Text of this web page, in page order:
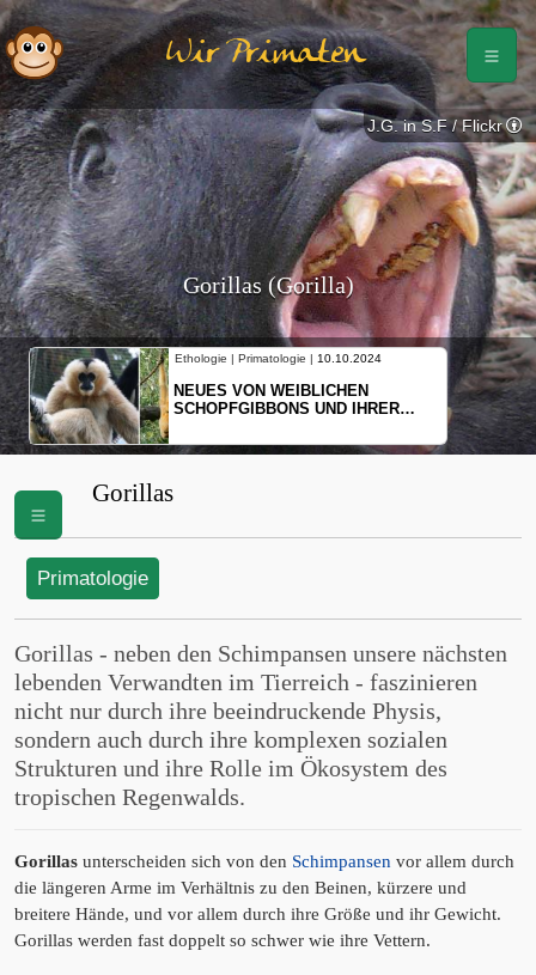
Wir Primaten
Gorillas (Gorilla)
Ethologie | Primatologie | 10.10.2024
NEUES VON WEIBLICHEN
SCHOPFGIBBONS UND IHRER
J.G. in S.F / Flickr
Gorillas
Primatologie
Gorillas - neben den Schimpansen unsere nächsten
lebenden Verwandten im Tierreich - faszinieren
nicht nur durch ihre beeindruckende Physis,
sondern auch durch ihre komplexen sozialen
Strukturen und ihre Rolle im Ökosystem des
tropischen Regenwalds.
Gorillas unterscheiden sich von den Schimpansen vor allem durch
die längeren Arme im Verhältnis zu den Beinen, kürzere und
breitere Hände, und vor allem durch ihre Größe und ihr Gewicht.
Gorillas werden fast doppelt so schwer wie ihre Vettern.